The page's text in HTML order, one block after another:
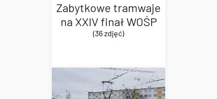
Zabytkowe tramwaje
na XXIV finał WOŚP
(36 zdjęć)